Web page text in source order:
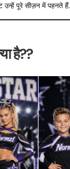
उन्हें पूरे सीज़न में पहनते हैं.
है??